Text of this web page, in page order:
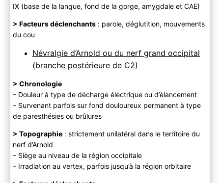
IX (base de la langue, fond de la gorge, amygdale et CAE)
> Facteurs déclenchants: parole, déglutition, mouvements
du cou
Névralgie d’Arnold ou du nerf grand occipital
(branche postérieure de C2)
> Chronologie
– Douleur à type de décharge électrique ou d’élancement
– Survenant parfois sur fond douloureux permanent à type
de paresthésies ou brûlures
> Topographie: strictement unilatéral dans le territoire du
nerf d’Arnold
– Siège au niveau de la région occipitale
– Irradiation au vertex, parfois jusqu’à la région orbitaire